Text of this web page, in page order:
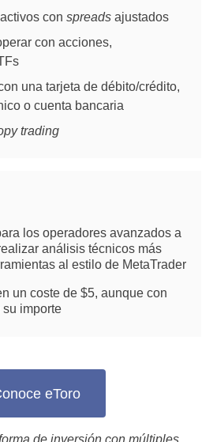
con spreads ajustados
con acciones,
una tarjeta de débito/crédito,
o cuenta bancaria
trading
los operadores avanzados a
análisis técnicos más
al estilo de MetaTrader
un coste de $5, aunque con
importe
eToro